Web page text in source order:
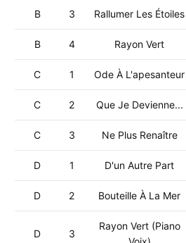
B 3 Rallumer Les Étoiles
B 4 Rayon Vert
C 1 Ode À L'apesanteur
C 2 Que Je Devienne...
C 3 Ne Plus Renaître
D 1 D'un Autre Part
D 2 Bouteille À La Mer
D 3
Rayon Vert (Piano